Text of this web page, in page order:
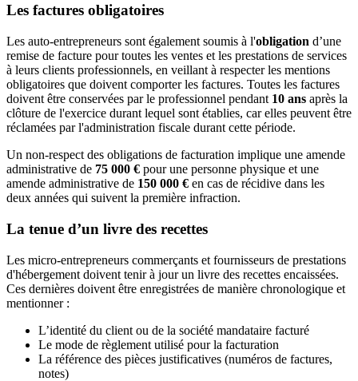
Les factures obligatoires
Les auto-entrepreneurs sont également soumis à l'obligation d’une
remise de facture pour toutes les ventes et les prestations de services
à leurs clients professionnels, en veillant à respecter les mentions
obligatoires que doivent comporter les factures. Toutes les factures
doivent être conservées par le professionnel pendant 10 ans après la
clôture de l'exercice durant lequel sont établies, car elles peuvent être
réclamées par l'administration fiscale durant cette période.
Un non-respect des obligations de facturation implique une amende
administrative de 75 000 € pour une personne physique et une
amende administrative de 150 000 € en cas de récidive dans les
deux années qui suivent la première infraction.
La tenue d’un livre des recettes
Les micro-entrepreneurs commerçants et fournisseurs de prestations
d'hébergement doivent tenir à jour un livre des recettes encaissées.
Ces dernières doivent être enregistrées de manière chronologique et
mentionner :
L’identité du client ou de la société mandataire facturé
Le mode de règlement utilisé pour la facturation
La référence des pièces justificatives (numéros de factures,
notes)